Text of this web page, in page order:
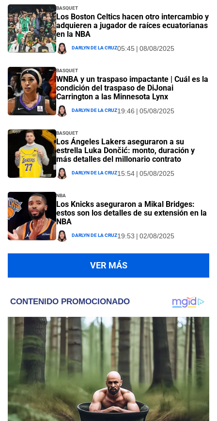
Basquet
Los Boston Celtics hacen otro intercambio y
adquieren a jugador de raíces ecuatorianas
en la NBA
Darlyn De La Cruz05:45 | 08/08/2025
Basquet
WNBA y un traspaso impactante | Cuál es la
condición del traspaso de DiJonai
Carrington a las Minnesota Lynx
Darlyn De La Cruz19:46 | 05/08/2025
Basquet
Los Ángeles Lakers aseguraron a su
estrella Luka Dončić: monto, duración y
más detalles del millonario contrato
Darlyn De La Cruz15:54 | 05/08/2025
NBA
Los Knicks aseguraron a Mikal Bridges:
estos son los detalles de su extensión en la
NBA
Darlyn De La Cruz19:53 | 02/08/2025
VER MÁS